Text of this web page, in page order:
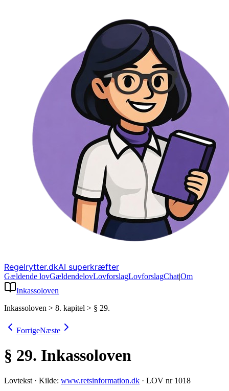
Regelrytter.dkAI superkræfter
Gældende lovGældendelovLovforslagLovforslagChat|Om
Inkassoloven
Inkassoloven > 8. kapitel > § 29.
ForrigeNæste
§ 29. Inkassoloven
Lovtekst · Kilde: www.retsinformation.dk · LOV nr 1018